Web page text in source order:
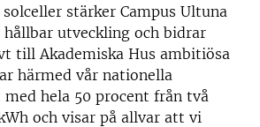
stärker Campus Ultuna
utveckling och bidrar
till Akademiska Hus ambitiösa
härmed vår nationella
med hela 50 procent från två
och visar på allvar att vi